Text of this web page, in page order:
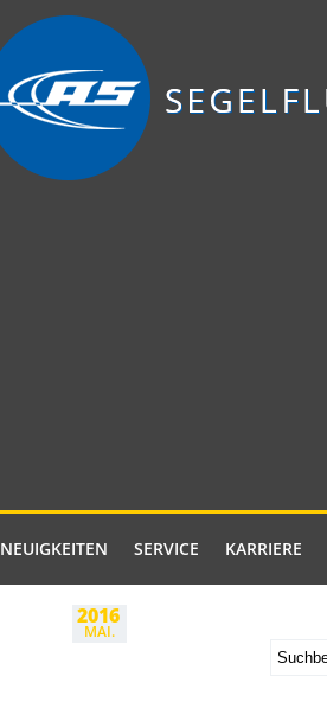
NEUIGKEITEN SERVICE KARRIERE
2016
MAI.